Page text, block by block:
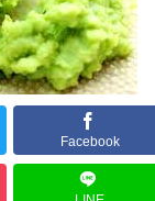
Facebook